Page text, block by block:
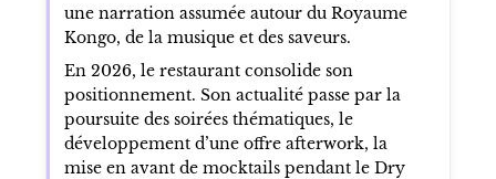
une narration assumée autour du Royaume
Kongo, de la musique et des saveurs.
En 2026, le restaurant consolide son
positionnement. Son actualité passe par la
poursuite des soirées thématiques, le
développement d’une offre afterwork, la
mise en avant de mocktails pendant le Dry